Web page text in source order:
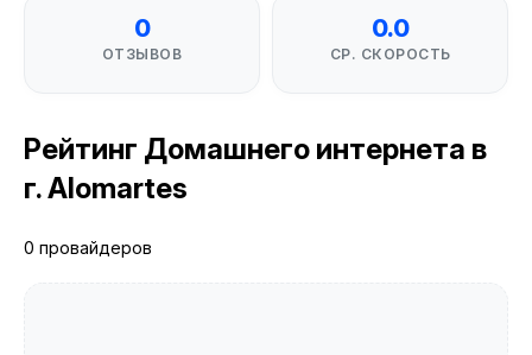
0
ОТЗЫВОВ
0.0
СР. СКОРОСТЬ
Рейтинг Домашнего интернета в
г. Alomartes
0 провайдеров